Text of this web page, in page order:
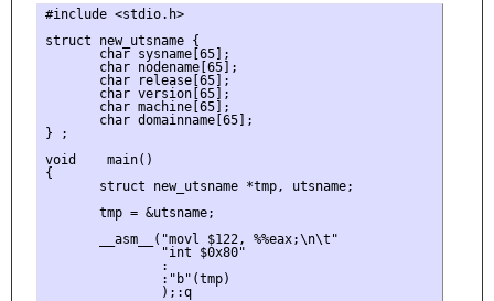
#include <stdio.h>
struct new_utsname {
       char sysname[65];
       char nodename[65];
       char release[65];
       char version[65];
       char machine[65];
       char domainname[65];
} ;
void    main()
{
       struct new_utsname *tmp, utsname;
       tmp = &utsname;
       __asm__("movl $122, %%eax;\n\t"
               "int $0x80"
               :
               :"b"(tmp)
               );:q